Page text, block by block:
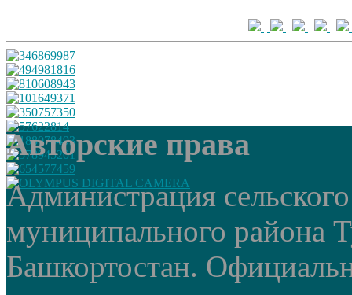
Авторские права
Администрация
муниципального района
Башкортостан.